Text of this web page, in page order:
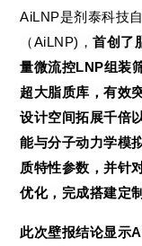
AiLNP是剂泰科技
（AiLNP) ，首创了
量微流控LNP组装
超大脂质库，有效
设计空间拓展千倍
能与分子动力学模
质特性参数，并针
优化，完成搭建定
此次壁报结论显示